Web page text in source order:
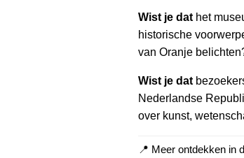
Wist je dat het
historische
van Oranje
Wist je dat
Nederlandse
over kunst,
📍 Meer ontdekken in